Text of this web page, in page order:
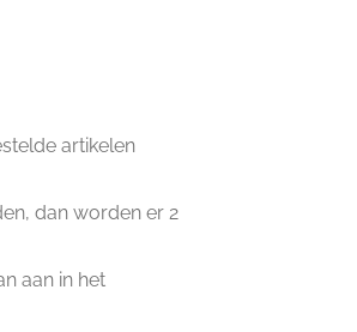
artikelen
dan worden er 2
aan in het